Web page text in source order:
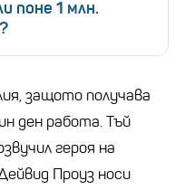
поне 1 млн.
защото получава
ден работа. Тъй
героя на
Проуз носи